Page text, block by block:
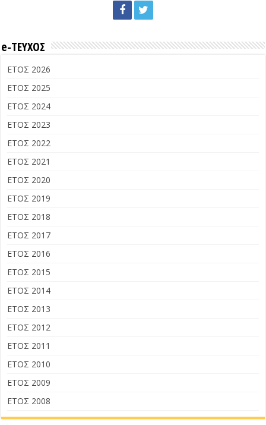
e-ΤΕΥΧΟΣ
ΕΤΟΣ 2026
ΕΤΟΣ 2025
ΕΤΟΣ 2024
ΕΤΟΣ 2023
ΕΤΟΣ 2022
ΕΤΟΣ 2021
ΕΤΟΣ 2020
ΕΤΟΣ 2019
ΕΤΟΣ 2018
ΕΤΟΣ 2017
ΕΤΟΣ 2016
ΕΤΟΣ 2015
ΕΤΟΣ 2014
ΕΤΟΣ 2013
ΕΤΟΣ 2012
ΕΤΟΣ 2011
ΕΤΟΣ 2010
ΕΤΟΣ 2009
ΕΤΟΣ 2008